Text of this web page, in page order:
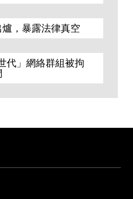
，暴露法律真空
代」網絡群組被拘